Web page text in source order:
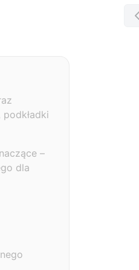
–
dla